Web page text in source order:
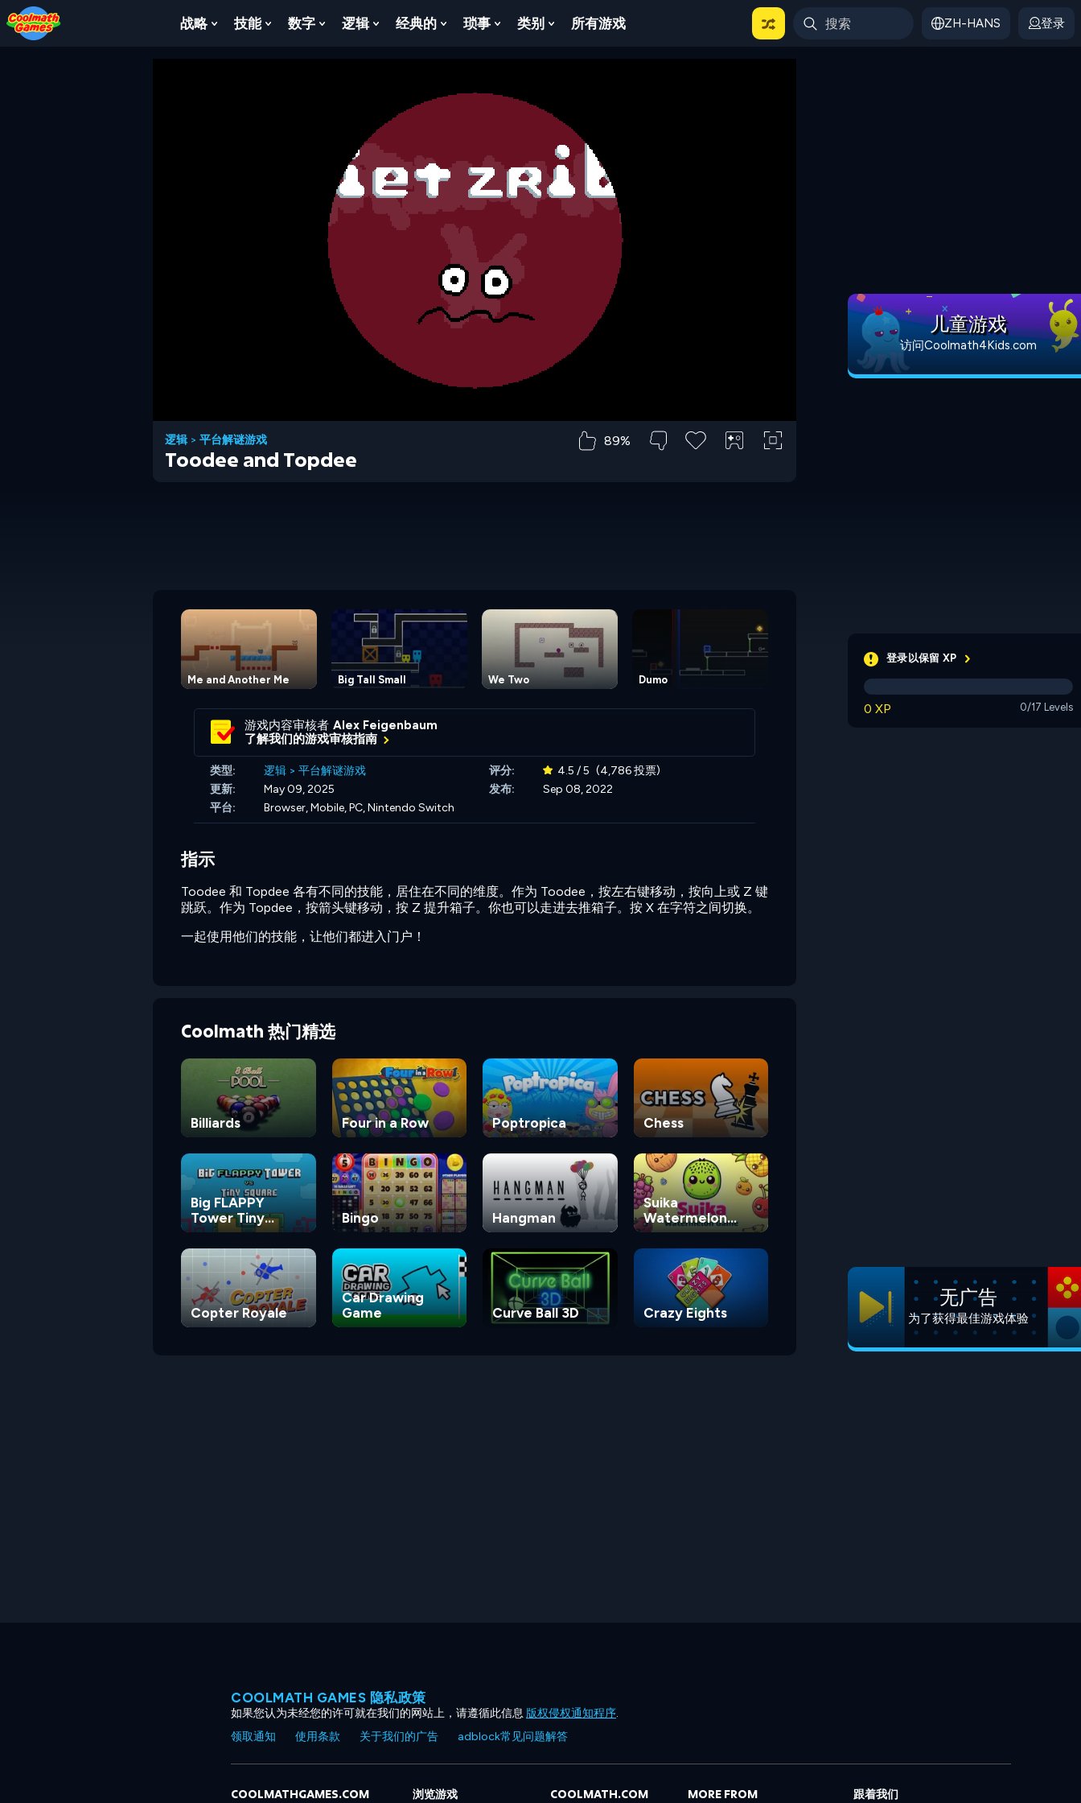
Skip
to
Top
Skip
to
Navigation
Skip
to
Main
Skip
to
Footer
战略 Show
For
技能 Show
For
数字 Show
For
逻辑 Show
For
经典的 Show
For
典
琐事 Show
For
事
类别
Show
For
所有游戏 ZH-HANS 登录
逻辑 > 平台解谜游戏 89%
Toodee and Topdee
Me and Another Me Big Tall Small We Two Dumo
游戏内容审核者 Alex Feigenbaum
了解我们的游戏审核指南
类型: 逻辑 > 平台解谜游戏 评分: 4.5 / 5 (4,786 投票)
更新:
May 09, 2025 发布:
Sep 08, 2022
平台:
Browser, Mobile, PC, Nintendo Switch
指示
Toodee 和 Topdee 各有不同的技能，居住在不同的维度。作为 Toodee，按左右键移动，按向上或 Z 键
跳跃。作为 Topdee，按箭头键移动，按 Z 提升箱子。你也可以走进去推箱子。按 X 在字符之间切换。
一起使用他们的技能，让他们都进入门户！
Coolmath 热门精选
Billiards Four in a Row Poptropica Chess
Big FLAPPY
Tower Tiny
Square
Bingo Hangman
Suika
Watermelon
Game
Copter Royale
Car Drawing
Game
Curve Ball 3D Crazy Eights
儿童游戏
访问Coolmath4Kids.com
登录以保留 XP
0 XP 0/17 Levels
无广告
为了获得最佳游戏体验
COOLMATH GAMES 隐私政策
如果您认为未经您的许可就在我们的网站上，请遵循此信息 版权侵权通知程序.
领取通知
使用条款 关于我们的广告 adblock常见问题解答
COOLMATHGAMES.COM 浏览游戏 COOLMATH.COM
MORE FROM
跟着我们